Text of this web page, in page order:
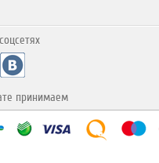
принимаем